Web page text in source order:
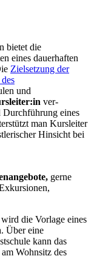
bietet die
eines dauerhaften
Zielsetzung der
und
ver­
eines
man Kursleiter
Hinsicht bei
gerne
die Vor­lage eines
Über eine
kann das
Wohnsitz des